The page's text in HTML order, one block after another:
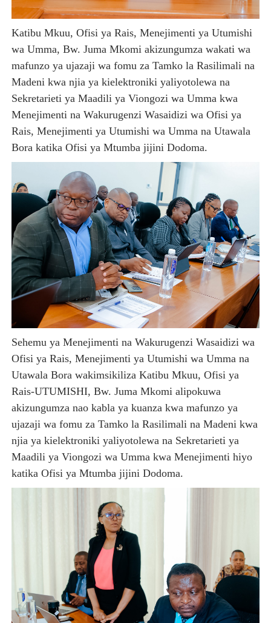
Waziri Kabudi: Kilosa Iendelee Kulinda Amani,
HABARI ZILIZOPEWA UZITO WA JUU KATIKA
PINDA APONGEZA TVLA KWA KUJENGA UWEZO WA
MFUMO WA M+2 WAIMARISHA UHAKIKA WA MAFUTA
Katibu Mkuu, Ofisi ya Rais, Menejimenti ya Utumishi
wa Umma, Bw. Juma Mkomi akizungumza wakati wa
mafunzo ya ujazaji wa fomu za Tamko la Rasilimali na
Madeni kwa njia ya kielektroniki yaliyotolewa na
Sekretarieti ya Maadili ya Viongozi wa Umma kwa
Menejimenti na Wakurugenzi Wasaidizi wa Ofisi ya
Rais, Menejimenti ya Utumishi wa Umma na Utawala
Bora katika Ofisi ya Mtumba jijini Dodoma.
Sehemu ya Menejimenti na Wakurugenzi Wasaidizi wa
Ofisi ya Rais, Menejimenti ya Utumishi wa Umma na
Utawala Bora wakimsikiliza Katibu Mkuu, Ofisi ya
Rais-UTUMISHI, Bw. Juma Mkomi alipokuwa
akizungumza nao kabla ya kuanza kwa mafunzo ya
ujazaji wa fomu za Tamko la Rasilimali na Madeni kwa
njia ya kielektroniki yaliyotolewa na Sekretarieti ya
Maadili ya Viongozi wa Umma kwa Menejimenti hiyo
katika Ofisi ya Mtumba jijini Dodoma.